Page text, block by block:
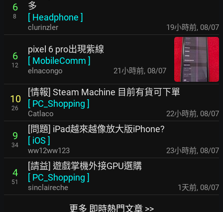
6
8
多
[ Headphone ]
clurinzler 19小時前, 08/07
6
12
pixel 6 pro出現紫線
[ MobileComm ]
elnacongo 21小時前, 08/07
10
26
[情報] Steam Machine 目前有貨可下單
[ PC_Shopping ]
Catlaco 22小時前, 08/07
9
34
[問題] iPad越來越像放大版iPhone?
[ iOS ]
ww12ww123 23小時前, 08/07
4
51
[請益] 遊戲掌機外接GPU選購
[ PC_Shopping ]
sinclaireche 1天前, 08/07
更多 即時熱門文章 >>